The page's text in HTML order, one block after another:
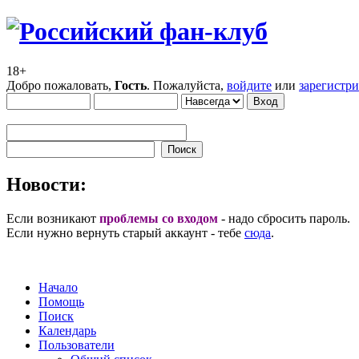
18+
Добро пожаловать, Гость. Пожалуйста, войдите или
Новости:
Если возникают проблемы со входом - надо сбросить пароль.
Если нужно вернуть старый аккаунт - тебе сюда.
Начало
Помощь
Поиск
Календарь
Пользователи